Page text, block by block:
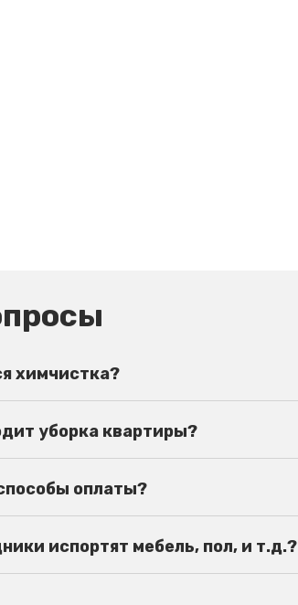
химчистка?
уборка квартиры?
оплаты?
испортят мебель, пол, и т.д.?